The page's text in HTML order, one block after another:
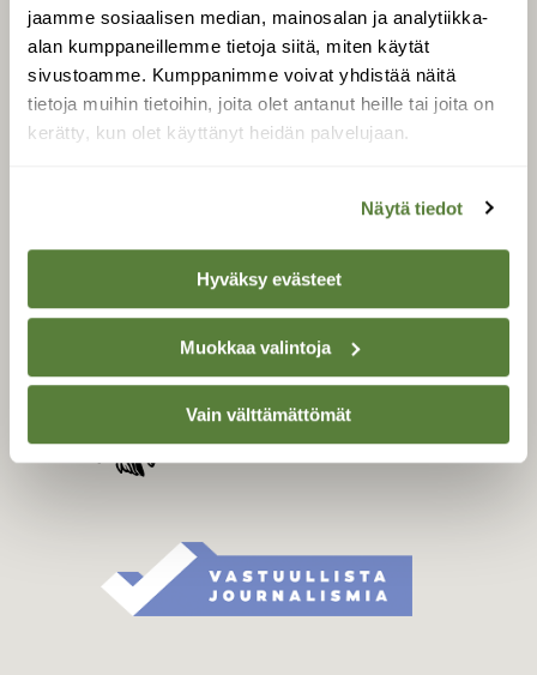
jaamme sosiaalisen median, mainosalan ja analytiikka-
alan kumppaneillemme tietoja siitä, miten käytät
sivustoamme. Kumppanimme voivat yhdistää näitä
tietoja muihin tietoihin, joita olet antanut heille tai joita on
kerätty, kun olet käyttänyt heidän palvelujaan.
Näytä tiedot
Hyväksy evästeet
Muokkaa valintoja
Vain välttämättömät
Uusin lehti
Tilaa Suomen Luonto
Tilaa digilukuoikeus
Äänestä parasta juttua
SUOMEN LUONNON­
Suomen Luonto -lehden
luonnonsuojelu­liitto.